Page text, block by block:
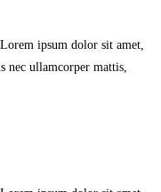
ipsum dolor sit amet,
nec ullamcorper mattis,